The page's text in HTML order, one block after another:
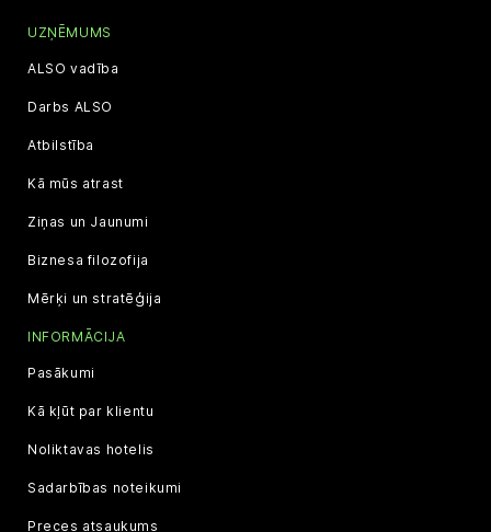
UZŅĒMUMS
ALSO vadība
Darbs ALSO
Atbilstība
Kā mūs atrast
Ziņas un Jaunumi
Biznesa filozofija
Mērķi un stratēģija
INFORMĀCIJA
Pasākumi
Kā kļūt par klientu
Noliktavas hotelis
Sadarbības noteikumi
Preces atsaukums